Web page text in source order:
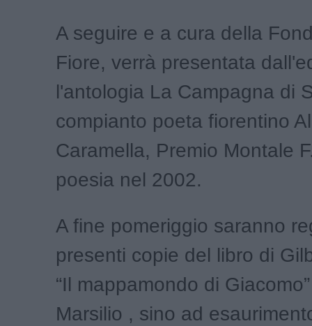
A seguire e a cura della
Fiore, verrà presentata
l'antologia La Campagna di
compianto poeta fiorentino
Caramella, Premio Montale
poesia nel 2002.
A fine pomeriggio saranno
presenti copie del libro di
“Il mappamondo di
Marsilio , sino ad